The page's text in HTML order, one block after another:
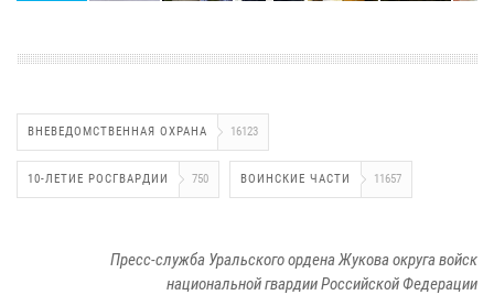
ВНЕВЕДОМСТВЕННАЯ ОХРАНА 16123
10-ЛЕТИЕ РОСГВАРДИИ 750 ВОИНСКИЕ ЧАСТИ 11657
Пресс-служба Уральского ордена Жукова округа войск
национальной гвардии Российской Федерации